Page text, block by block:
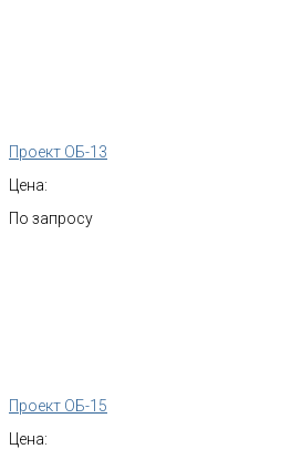
Проект ОБ-13
Цена:
По запросу
Проект ОБ-15
Цена: